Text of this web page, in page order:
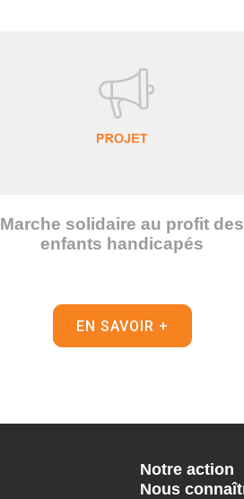
Marche solidaire au profit des
enfants handicapés
EN SAVOIR +
Notre action
Nous